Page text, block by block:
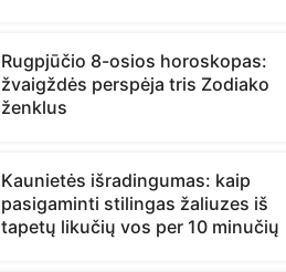
Rugpjūčio 8-osios horoskopas:
žvaigždės perspėja tris Zodiako
ženklus
Kaunietės išradingumas: kaip
pasigaminti stilingas žaliuzes iš
tapetų likučių vos per 10 minučių